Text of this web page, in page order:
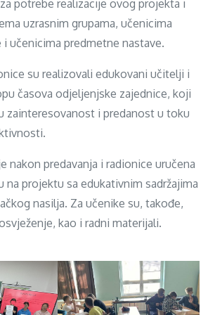
potrebe realizacije ovog projekta i
uzrasnim grupama, učenicima
i učenicima predmetne nastave.
su realizovali edukovani učitelji i
časova odjeljenjske zajednice, koji
zainteresovanost i predanost u toku
nakon predavanja i radionice uručena
na projektu sa edukativnim sadržajima
nasilja. Za učenike su, takođe,
kao i radni materijali.